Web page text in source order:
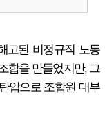
고된 비정규직 노동
합을 만들었지만, 그
압으로 조합원 대부